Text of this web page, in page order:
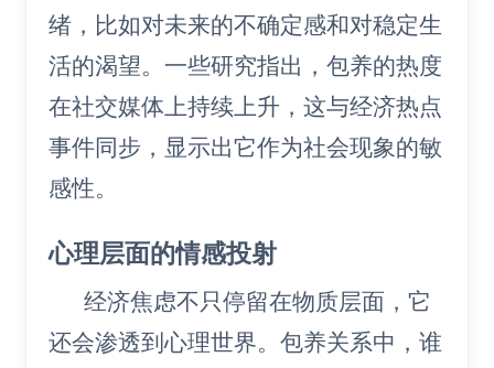
绪，比如对未来的不确定感和对稳定生
活的渴望。一些研究指出，包养的热度
在社交媒体上持续上升，这与经济热点
事件同步，显示出它作为社会现象的敏
感性。
心理层面的情感投射
经济焦虑不只停留在物质层面，它
还会渗透到心理世界。包养关系中，谁